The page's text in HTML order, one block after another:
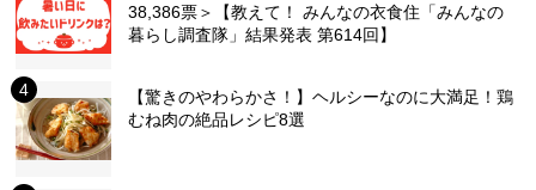
38,386票＞【教えて！ みんなの衣食住「みんなの
暮らし調査隊」結果発表 第614回】
【驚きのやわらかさ！】ヘルシーなのに大満足！鶏
むね肉の絶品レシピ8選